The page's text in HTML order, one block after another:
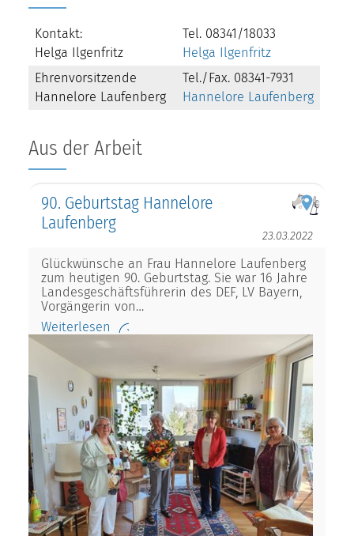
Kontakt:
Helga Ilgenfritz
Tel. 08341/18033
Helga Ilgenfritz
Ehrenvorsitzende
Hannelore Laufenberg
Tel./Fax. 08341-7931
Hannelore Laufenberg
Aus der Arbeit
90. Geburtstag Hannelore
Laufenberg
23.03.2022
Glückwünsche an Frau Hannelore Laufenberg
zum heutigen 90. Geburtstag. Sie war 16 Jahre
Landesgeschäftsführerin des DEF, LV Bayern,
Vorgängerin von…
Weiterlesen